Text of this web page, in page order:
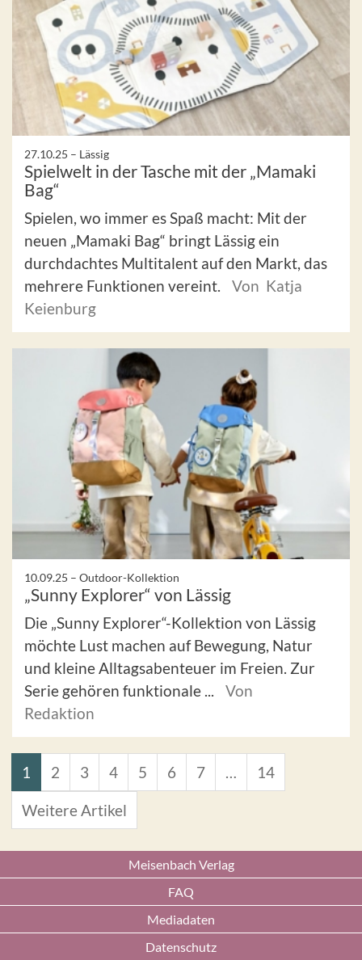
27.10.25 – Lässig
Spielwelt in der Tasche mit der „Mamaki
Bag“
Spielen, wo immer es Spaß macht: Mit der
neuen „Mamaki Bag“ bringt Lässig ein
durchdachtes Multitalent auf den Markt, das
mehrere Funktionen vereint.
Von Katja
Keienburg
10.09.25 – Outdoor-Kollektion
„Sunny Explorer“ von Lässig
Die „Sunny Explorer“-Kollektion von Lässig
möchte Lust machen auf Bewegung, Natur
und kleine Alltagsabenteuer im Freien. Zur
Serie gehören funktionale ...
Von
Redaktion
1 2 3 4 5 6 7 … 14
Weitere Artikel
Meisenbach Verlag
FAQ
Mediadaten
Datenschutz